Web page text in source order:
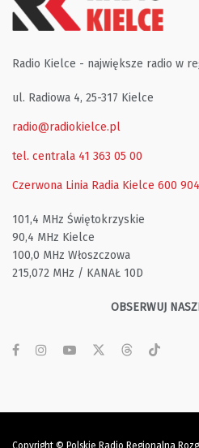
Radio Kielce - największe radio w
ul. Radiowa 4, 25-317 Kielce
radio@radiokielce.pl
tel. centrala 41 363 05 00
Czerwona Linia Radia Kielce 600
101,4 MHz Świętokrzyskie
90,4 MHz Kielce
100,0 MHz Włoszczowa
215,072 MHz / KANAŁ 10D
OBSERWUJ